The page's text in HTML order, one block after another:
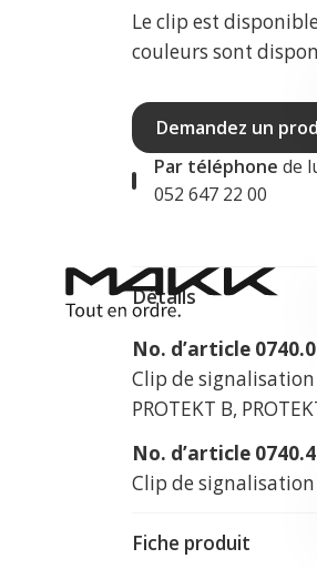
Le clip est
couleurs sont
Demandez un
Par téléphone de
052 647 22 00
Détails
No. d’article
Clip de signalisation
PROTEKT B,
No. d’article
Clip de
Fiche produit